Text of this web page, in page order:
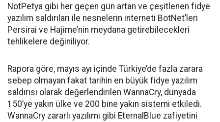
NotPetya gibi her geçen gün artan ve çeşitlenen fidye
yazılım saldırıları ile nesnelerin interneti BotNet’leri
Persirai ve Hajime’nin meydana getirebilecekleri
tehlikelere değiniliyor.
Rapora göre, mayıs ayı içinde Türkiye’de fazla zarara
sebep olmayan fakat tarihin en büyük fidye yazılım
saldırısı olarak değerlendirilen WannaCry, dünyada
150’ye yakın ülke ve 200 bine yakın sistemi etkiledi.
WannaCry zararlı yazılımı gibi EternalBlue zafiyetini